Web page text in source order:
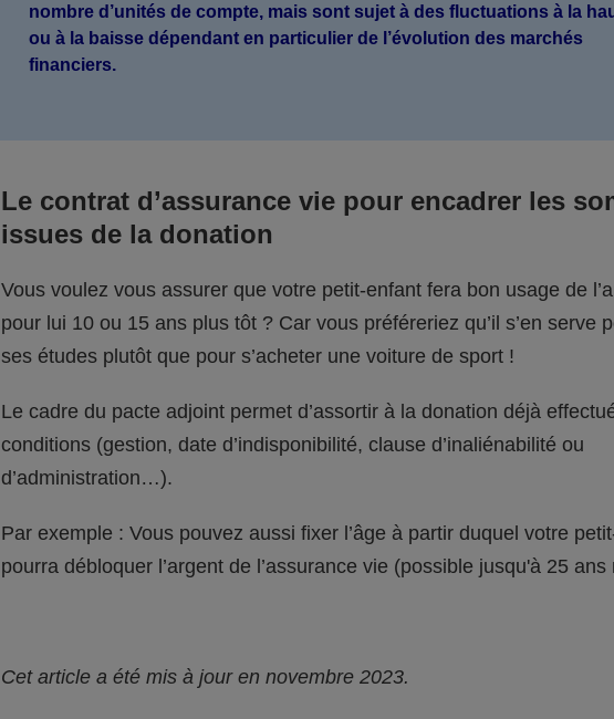
nombre d’unités de compte, mais sont sujet à des fluctuations à la
ou à la baisse dépendant en particulier de l’évolution des marchés
financiers.
Le contrat d’assurance vie pour encadrer les
issues de la donation
Vous voulez vous assurer que votre petit-enfant fera bon usage de
pour lui 10 ou 15 ans plus tôt ? Car vous préféreriez qu’il s’en serve
ses études plutôt que pour s’acheter une voiture de sport !
Le cadre du pacte adjoint permet d’assortir à la donation déjà
conditions (gestion, date d’indisponibilité, clause d’inaliénabilité ou
d’administration…).
Par exemple : Vous pouvez aussi fixer l’âge à partir duquel votre
pourra débloquer l’argent de l’assurance vie (possible jusqu'à 25 ans
Cet article a été mis à jour en novembre 2023.